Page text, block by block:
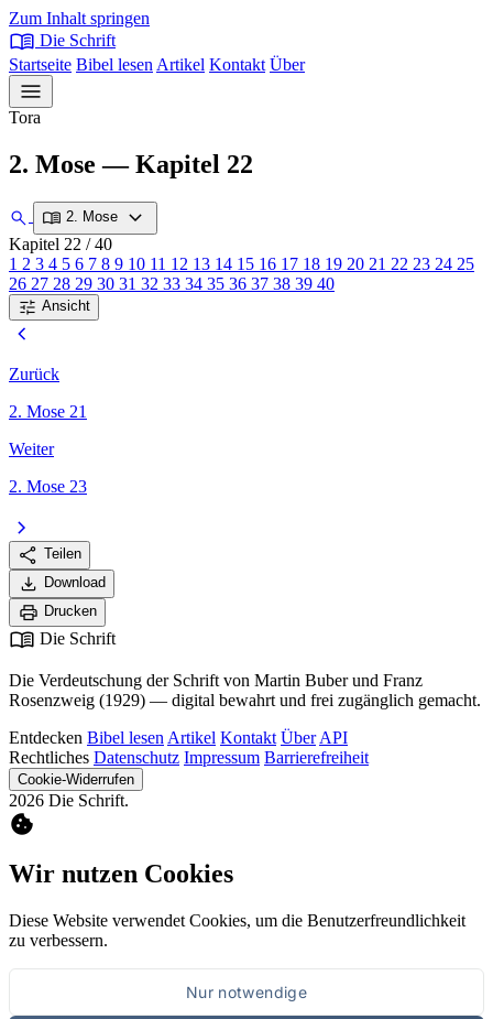
Zum Inhalt springen
menu_book Die Schrift
Startseite Bibel lesen Artikel Kontakt Über
menu
Tora
2. Mose — Kapitel 22
search menu_book 2. Mose expand_more
Kapitel 22 / 40
1 2 3 4 5 6 7 8 9 10 11 12 13 14 15 16 17 18 19 20 21 22 23 24 25
26 27 28 29 30 31 32 33 34 35 36 37 38 39 40
tune Ansicht
chevron_left
Zurück
2. Mose 21
Weiter
2. Mose 23
chevron_right
share Teilen
download Download
print Drucken
menu_book Die Schrift
Die Verdeutschung der Schrift von Martin Buber und Franz
Rosenzweig (1929) — digital bewahrt und frei zugänglich gemacht.
Entdecken Bibel lesen Artikel Kontakt Über API
Rechtliches Datenschutz Impressum Barrierefreiheit
Cookie-Widerrufen
2026 Die Schrift.
cookie
Wir nutzen Cookies
Diese Website verwendet Cookies, um die Benutzerfreundlichkeit
zu verbessern.
Nur notwendige